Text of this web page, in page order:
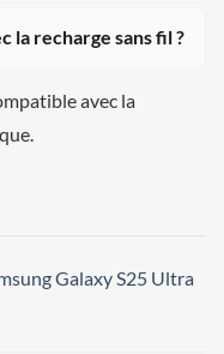
la recharge sans fil ?
avec la
Galaxy S25 Ultra